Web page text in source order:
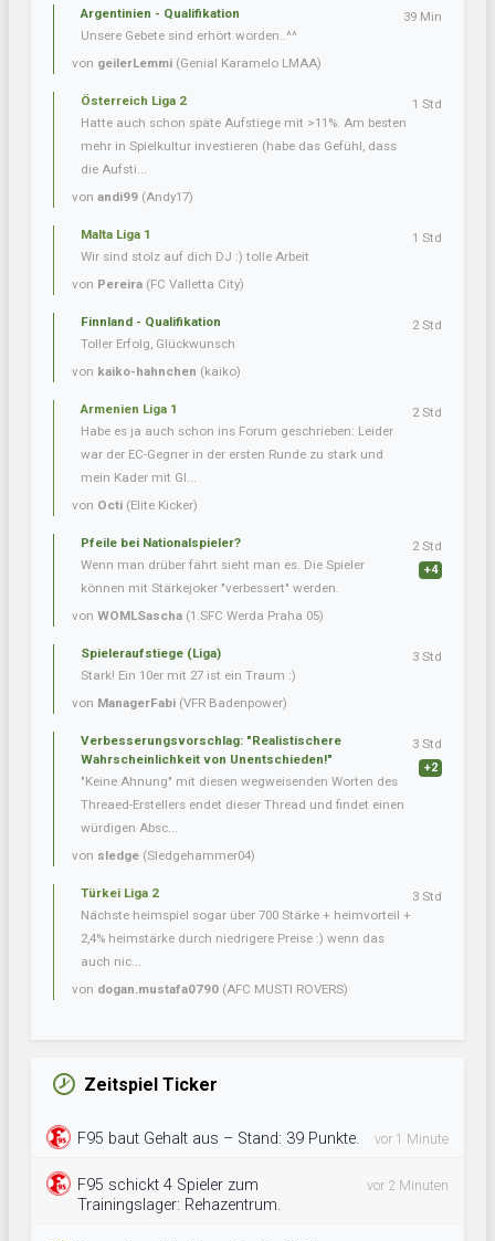
Argentinien - Qualifikation
Unsere Gebete sind erhört worden..^^
von geilerLemmi (Genial Karamelo LMAA)
39 Min
Österreich Liga 2
Hatte auch schon späte Aufstiege mit >11%. Am besten
mehr in Spielkultur investieren (habe das Gefühl, dass
die Aufsti...
von andi99 (Andy17)
1 Std
Malta Liga 1
Wir sind stolz auf dich DJ :) tolle Arbeit
von Pereira (FC Valletta City)
1 Std
Finnland - Qualifikation
Toller Erfolg, Glückwunsch
von kaiko-hahnchen (kaiko)
2 Std
Armenien Liga 1
Habe es ja auch schon ins Forum geschrieben: Leider
war der EC-Gegner in der ersten Runde zu stark und
mein Kader mit Gl...
von Octi (Elite Kicker)
2 Std
Pfeile bei Nationalspieler?
Wenn man drüber fährt sieht man es. Die Spieler
können mit Stärkejoker "verbessert" werden.
von WOMLSascha (1.SFC Werda Praha 05)
2 Std
+4
Spieleraufstiege (Liga)
Stark! Ein 10er mit 27 ist ein Traum :)
von ManagerFabi (VFR Badenpower)
3 Std
Verbesserungsvorschlag: "Realistischere
Wahrscheinlichkeit von Unentschieden!"
"Keine Ahnung" mit diesen wegweisenden Worten des
Threaed-Erstellers endet dieser Thread und findet einen
würdigen Absc...
von sledge (Sledgehammer04)
3 Std
+2
Türkei Liga 2
Nächste heimspiel sogar über 700 Stärke + heimvorteil +
2,4% heimstärke durch niedrigere Preise :) wenn das
auch nic...
von dogan.mustafa0790 (AFC MUSTI ROVERS)
3 Std
Zeitspiel Ticker
F95 baut Gehalt aus – Stand: 39 Punkte. vor 1 Minute
F95 schickt 4 Spieler zum
Trainingslager: Rehazentrum.
vor 2 Minuten